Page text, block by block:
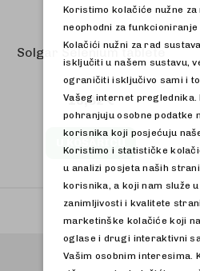
Solgar Selenium tablete
18,32 €
Koristimo kolačiće nužne
neophodni za
Kolačići nužni za rad
isključiti u našem sustavu,
ograničiti isključivo sami i
Vašeg internet preglednika.
pohranjuju osobne podatke
korisnika koji posjećuju
Koristimo i statističke
u analizi posjeta naših
korisnika, a koji nam služe
zanimljivosti i kvalitete
marketinške kolačiće koji
oglase i drugi interaktivni
Vašim osobnim interesima.